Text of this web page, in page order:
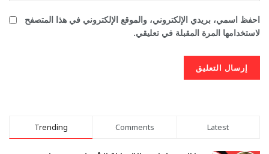
احفظ اسمي، بريدي الإلكتروني، والموقع الإلكتروني في هذا المتصفح
لاستخدامها المرة المقبلة في تعليقي.
Trending Comments Latest